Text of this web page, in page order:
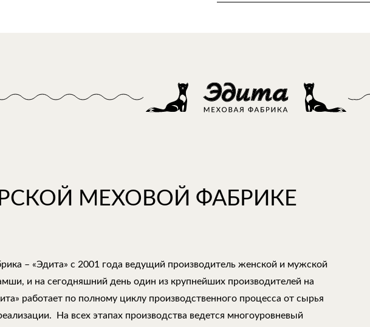
МЕХОВОЙ ФАБРИКЕ
– «Эдита» с 2001 года ведущий производитель женской и мужской
и на сегодняшний день один из крупнейших производителей на
работает по полному циклу производственного процесса от сырья
На всех этапах производства ведется многоуровневый